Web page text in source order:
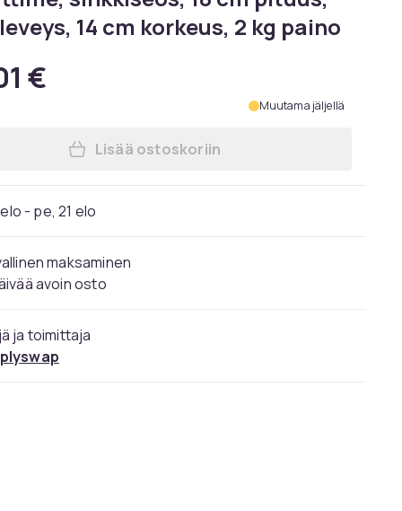
14 cm korkeus, 2 kg paino
€
Muutama jäljellä
Lisää Kaasuttime, sinkkiseos, 18
Lisää ostoskoriin
- pe, 21 elo
maksaminen
avoin osto
ja toimittaja